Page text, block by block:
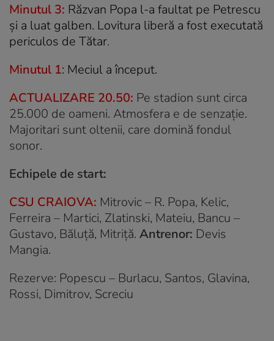
Minutul 3: Răzvan Popa l-a faultat pe Petrescu
și a luat galben. Lovitura liberă a fost executată
periculos de Tătar.
Minutul 1: Meciul a început.
ACTUALIZARE 20.50: Pe stadion sunt circa
25.000 de oameni. Atmosfera e de senzație.
Majoritari sunt oltenii, care domină fondul
sonor.
Echipele de start:
CSU CRAIOVA: Mitrovic – R. Popa, Kelic,
Ferreira – Martici, Zlatinski, Mateiu, Bancu –
Gustavo, Băluţă, Mitriţă. Antrenor: Devis
Mangia.
Rezerve: Popescu – Burlacu, Santos, Glavina,
Rossi, Dimitrov, Screciu